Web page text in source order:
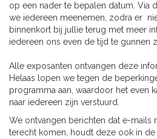
op een nader te bepalen datum. Via
we iedereen meenemen, zodra er
binnenkort bij jullie terug met meer
iedereen ons even de tijd te gunnen
Alle exposanten ontvangen deze
Helaas lopen we tegen de
programma aan, waardoor het even
naar iedereen zijn verstuurd.
We ontvangen berichten dat e-
terecht komen, houdt deze ook in de